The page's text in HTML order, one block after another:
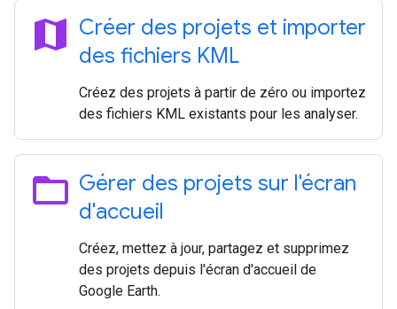
map
Créer des projets et importer
des fichiers KML
Créez des projets à partir de zéro ou importez
des fichiers KML existants pour les analyser.
folder_open Gérer des projets sur l'écran
d'accueil
Créez, mettez à jour, partagez et supprimez
des projets depuis l'écran d'accueil de
Google Earth.